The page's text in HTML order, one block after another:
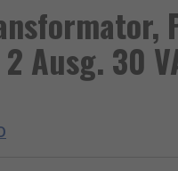
Ausg. 30